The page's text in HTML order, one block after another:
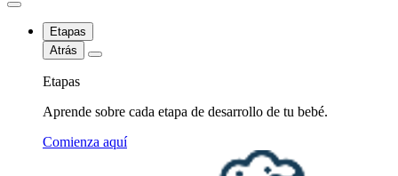
Etapas
Atrás
Etapas
Aprende sobre cada etapa de desarrollo de tu bebé.
Comienza aquí